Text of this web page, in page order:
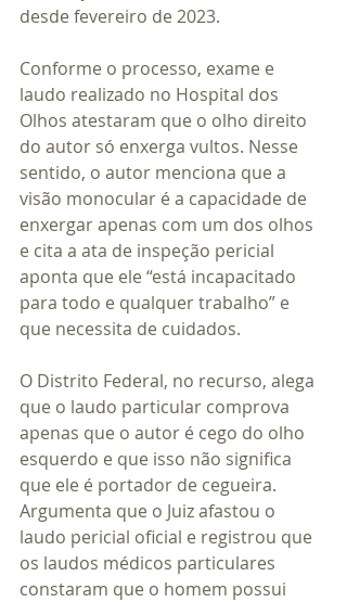
desde fevereiro de 2023.
Conforme o processo, exame e
laudo realizado no Hospital dos
Olhos atestaram que o olho direito
do autor só enxerga vultos. Nesse
sentido, o autor menciona que a
visão monocular é a capacidade de
enxergar apenas com um dos olhos
e cita a ata de inspeção pericial
aponta que ele “está incapacitado
para todo e qualquer trabalho” e
que necessita de cuidados.
O Distrito Federal, no recurso, alega
que o laudo particular comprova
apenas que o autor é cego do olho
esquerdo e que isso não significa
que ele é portador de cegueira.
Argumenta que o Juiz afastou o
laudo pericial oficial e registrou que
os laudos médicos particulares
constaram que o homem possui